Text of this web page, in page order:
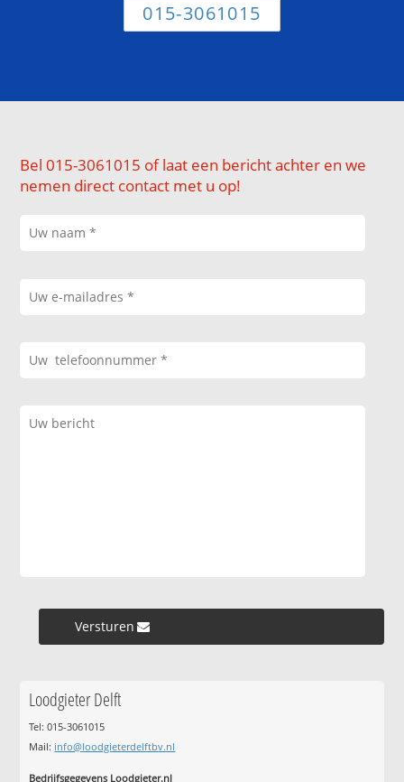
015-3061015
Bel 015-3061015 of laat een bericht achter en we
nemen direct contact met u op!
Versturen »
Loodgieter Delft
Tel: 015-3061015
Mail: info@loodgieterdelftbv.nl
Bedrijfsgegevens Loodgieter.nl